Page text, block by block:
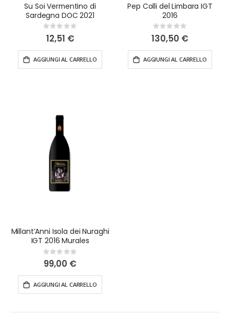
Su Soi Vermentino di
Sardegna DOC 2021
Rating:
0%
12,51 €
AGGIUNGI AL CARRELLO
Pep Colli del Limbara IGT
2016
Rating:
0%
130,50 €
AGGIUNGI AL CARRELLO
Millant’Anni Isola dei Nuraghi
IGT 2016 Murales
Rating:
0%
99,00 €
AGGIUNGI AL CARRELLO